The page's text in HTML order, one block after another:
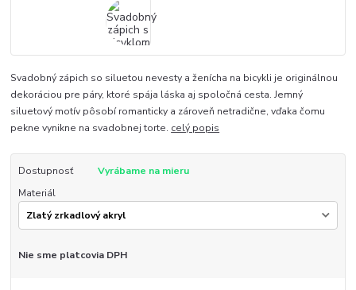
Svadobný zápich so siluetou nevesty a ženícha na bicykli je originálnou
dekoráciou pre páry, ktoré spája láska aj spoločná cesta. Jemný
siluetový motív pôsobí romanticky a zároveň netradične, vďaka čomu
pekne vynikne na svadobnej torte. celý popis
Dostupnosť
Vyrábame na mieru
Materiál
Nie sme platcovia DPH